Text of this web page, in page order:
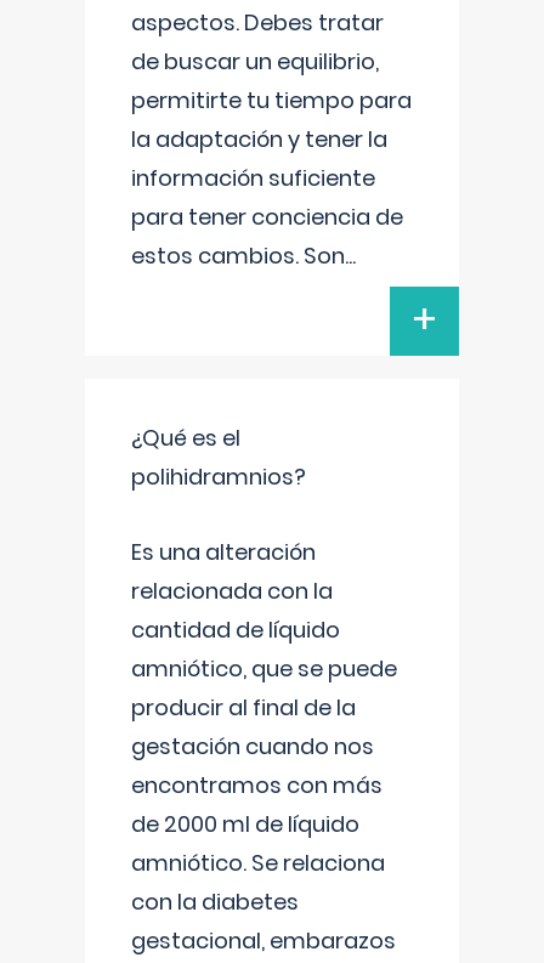
aspectos. Debes tratar
de buscar un equilibrio,
permitirte tu tiempo para
la adaptación y tener la
información suficiente
para tener conciencia de
estos cambios. Son...
+
¿Qué es el
polihidramnios?
Es una alteración
relacionada con la
cantidad de líquido
amniótico, que se puede
producir al final de la
gestación cuando nos
encontramos con más
de 2000 ml de líquido
amniótico. Se relaciona
con la diabetes
gestacional, embarazos